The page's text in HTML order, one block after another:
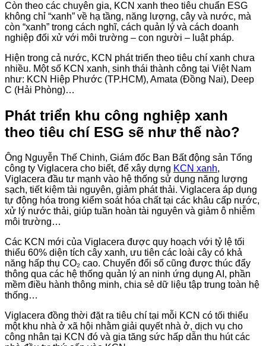
Còn theo các chuyên gia, KCN xanh theo tiêu chuẩn ESG
không chỉ “xanh” về hạ tầng, năng lượng, cây và nước, mà
còn “xanh” trong cách nghĩ, cách quản lý và cách doanh
nghiệp đối xử với môi trường – con người – luật pháp.
Hiện trong cả nước, KCN phát triển theo tiêu chí xanh chưa
nhiều. Một số KCN xanh, sinh thái thành công tại Việt Nam
như: KCN Hiệp Phước (TP.HCM), Amata (Đồng Nai), Deep
C (Hải Phòng)…
Phát triển khu công nghiệp xanh
theo tiêu chí ESG sẽ như thế nào?
Ông Nguyễn Thế Chinh, Giám đốc Ban Bất động sản Tổng
công ty Viglacera cho biết, để xây dựng KCN xanh,
Viglacera đầu tư mạnh vào hệ thống sử dụng năng lượng
sạch, tiết kiệm tài nguyên, giảm phát thải. Viglacera áp dụng
tự động hóa trong kiểm soát hóa chất tại các khâu cấp nước,
xử lý nước thải, giúp tuần hoàn tài nguyên và giảm ô nhiễm
môi trường…
Các KCN mới của Viglacera được quy hoạch với tỷ lệ tối
thiểu 60% diện tích cây xanh, ưu tiên các loài cây có khả
năng hấp thụ CO₂ cao. Chuyển đổi số cũng được thúc đẩy
thông qua các hệ thống quản lý an ninh ứng dụng AI, phần
mềm điều hành thông minh, chia sẻ dữ liệu tập trung toàn hệ
thống…
Viglacera đồng thời đặt ra tiêu chí tại mỗi KCN có tối thiểu
một khu nhà ở xã hội nhằm giải quyết nhà ở, dịch vụ cho
công nhân tại KCN đó và gia tăng sức hấp dẫn thu hút các